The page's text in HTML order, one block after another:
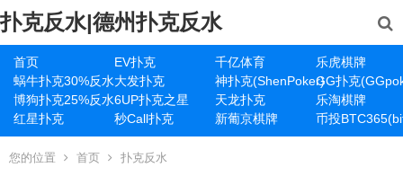
扑克反水|德州扑克反水
首页 EV扑克 千亿体育
乐虎棋牌
蜗牛扑克30%反水大发扑克 神扑克(ShenPoker)GG扑克
博狗扑克25%反水6UP扑克之星 天龙扑克
乐淘棋牌
红星扑克
秒Call扑克 新葡京棋牌 币投
您的位置 首页 扑克反水